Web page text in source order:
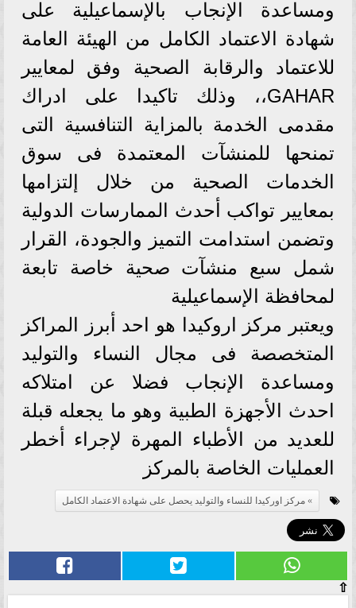
ومساعدة الإنجاب بالإسماعيلية على
شهادة الاعتماد الكامل من الهيئة العامة
للاعتماد والرقابة الصحية وفق لمعايير
GAHAR،، وذلك تاكيدا على ادراك
مقدمى الخدمة بالمزاية التنافسية التى
تمنحها للمنشآت المعتمدة فى سوق
الخدمات الصحية من خلال إلتزامها
بمعايير تواكب أحدث الممارسات الدولية
وتضمن استدامت التميز والجودة، القرار
شمل سبع منشآت صحية خاصة تابعة
لمحافظة الإسماعيلية
ويعتبر مركز اروكيدا هو احد أبرز المراكز
المتخصصة فى مجال النساء والتوليد
ومساعدة الإنجاب فضلا عن امتلاكه
احدث الأجهزة الطبية وهو ما يجعله قبلة
للعديد من الأطباء المهرة لإجراء أخطر
العمليات الخاصة بالمركز
مركز اوركيدا للنساء والتوليد يحصل على شهادة الاعتماد الكامل
⇧